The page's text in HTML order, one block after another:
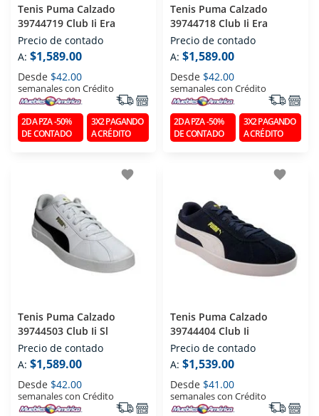
Tenis Puma Calzado
39744719 Club Ii Era
Precio de contado
A: $1,589.00
Desde $42.00
semanales con Crédito
2DA PZA -50%
DE CONTADO
3X2 PAGANDO
A CRÉDITO
Tenis Puma Calzado
39744718 Club Ii Era
Precio de contado
A: $1,589.00
Desde $42.00
semanales con Crédito
2DA PZA -50%
DE CONTADO
3X2 PAGANDO
A CRÉDITO
favorite
Tenis Puma Calzado
39744503 Club Ii Sl
Precio de contado
A: $1,589.00
Desde $42.00
semanales con Crédito
favorite
Tenis Puma Calzado
39744404 Club Ii
Precio de contado
A: $1,539.00
Desde $41.00
semanales con Crédito